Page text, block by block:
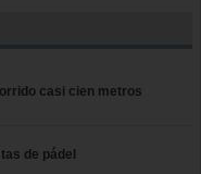
casi cien metros
de pádel